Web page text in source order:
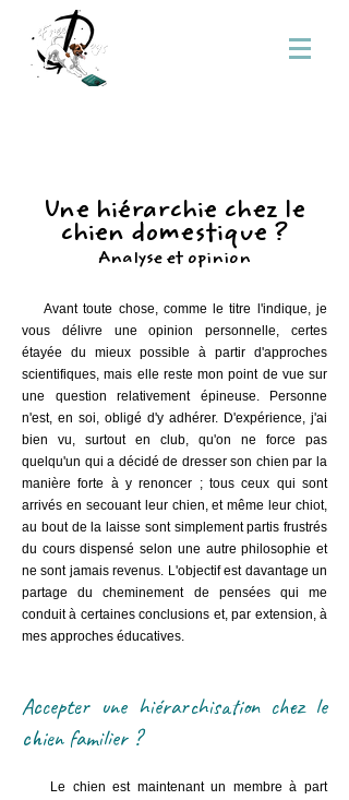
Une hiérarchie chez le
chien domestique ?
Analyse et opinion
Avant toute chose, comme le titre l'indique, je
vous délivre une opinion personnelle, certes
étayée du mieux possible à partir d'approches
scientifiques, mais elle reste mon point de vue sur
une question relativement épineuse. Personne
n'est, en soi, obligé d'y adhérer. D'expérience, j'ai
bien vu, surtout en club, qu'on ne force pas
quelqu'un qui a décidé de dresser son chien par la
manière forte à y renoncer ; tous ceux qui sont
arrivés en secouant leur chien, et même leur chiot,
au bout de la laisse sont simplement partis frustrés
du cours dispensé selon une autre philosophie et
ne sont jamais revenus. L'objectif est davantage un
partage du cheminement de pensées qui me
conduit à certaines conclusions et, par extension, à
mes approches éducatives.
Accepter une hiérarchisation chez le
chien familier ?
Le chien est maintenant un membre à part